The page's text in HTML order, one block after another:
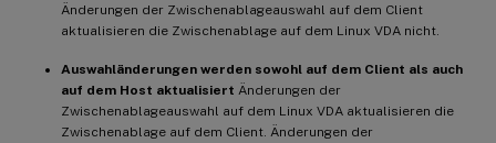
Änderungen der Zwischenablageauswahl auf dem Client
aktualisieren die Zwischenablage auf dem Linux VDA nicht.
Auswahländerungen werden sowohl auf dem Client als auch
auf dem Host aktualisiert Änderungen der
Zwischenablageauswahl auf dem Linux VDA aktualisieren die
Zwischenablage auf dem Client. Änderungen der